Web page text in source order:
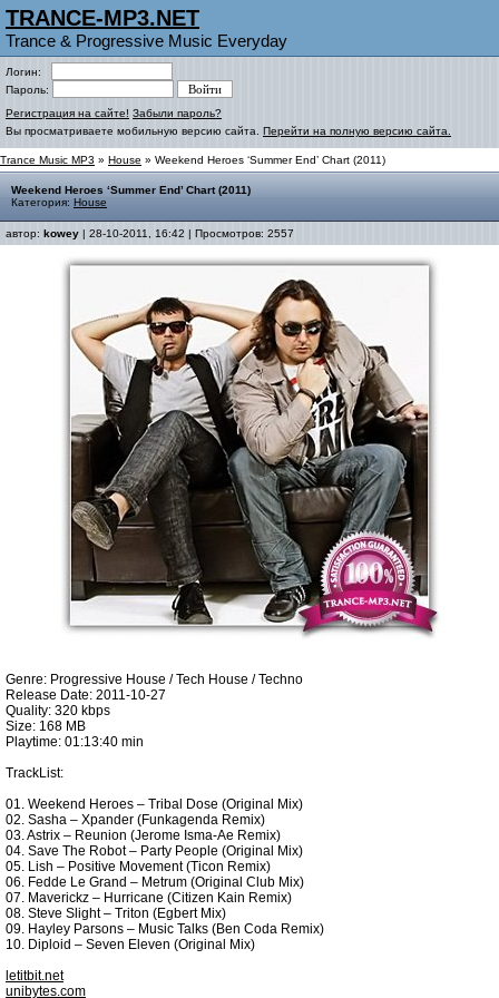
TRANCE-MP3.NET
Trance & Progressive Music Everyday
Логин:
Пароль:
Регистрация на сайте! Забыли пароль?
Вы просматриваете мобильную версию сайта. Перейти на полную версию сайта.
Trance Music MP3 » House » Weekend Heroes ‘Summer End’ Chart (2011)
Weekend Heroes ‘Summer End’ Chart (2011)
Категория: House
автор: kowey | 28-10-2011, 16:42 | Просмотров: 2557
Genre: Progressive House / Tech House / Techno
Release Date: 2011-10-27
Quality: 320 kbps
Size: 168 MB
Playtime: 01:13:40 min
TrackList:
01. Weekend Heroes – Tribal Dose (Original Mix)
02. Sasha – Xpander (Funkagenda Remix)
03. Astrix – Reunion (Jerome Isma-Ae Remix)
04. Save The Robot – Party People (Original Mix)
05. Lish – Positive Movement (Ticon Remix)
06. Fedde Le Grand – Metrum (Original Club Mix)
07. Maverickz – Hurricane (Citizen Kain Remix)
08. Steve Slight – Triton (Egbert Mix)
09. Hayley Parsons – Music Talks (Ben Coda Remix)
10. Diploid – Seven Eleven (Original Mix)
letitbit.net
unibytes.com